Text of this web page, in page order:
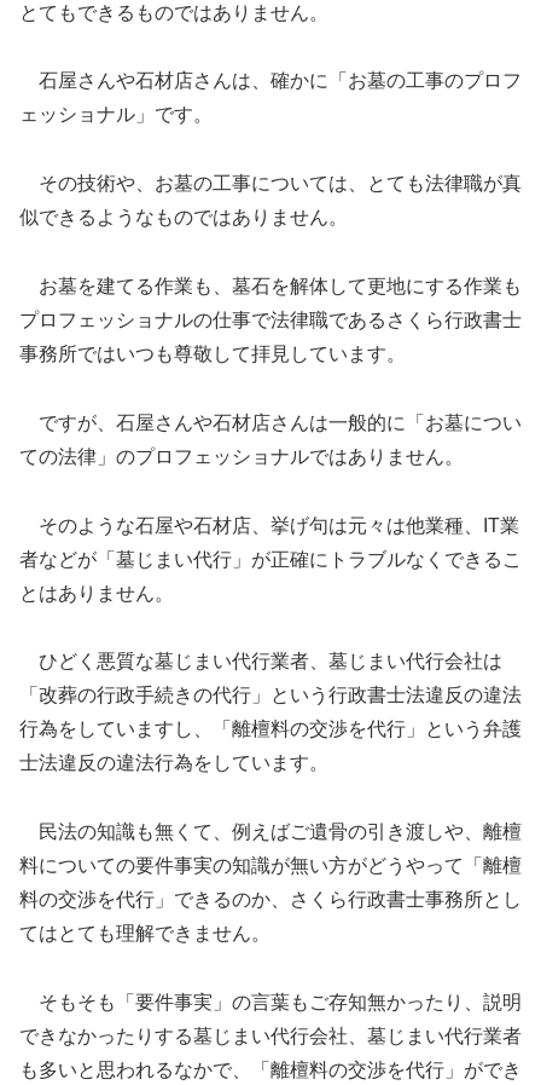
とてもできるものではありません。
石屋さんや石材店さんは、確かに「お墓の工事のプロフ
ェッショナル」です。
その技術や、お墓の工事については、とても法律職が真
似できるようなものではありません。
お墓を建てる作業も、墓石を解体して更地にする作業も
プロフェッショナルの仕事で法律職であるさくら行政書士
事務所ではいつも尊敬して拝見しています。
ですが、石屋さんや石材店さんは一般的に「お墓につい
ての法律」のプロフェッショナルではありません。
そのような石屋や石材店、挙げ句は元々は他業種、IT業
者などが「墓じまい代行」が正確にトラブルなくできるこ
とはありません。
ひどく悪質な墓じまい代行業者、墓じまい代行会社は
「改葬の行政手続きの代行」という行政書士法違反の違法
行為をしていますし、「離檀料の交渉を代行」という弁護
士法違反の違法行為をしています。
民法の知識も無くて、例えばご遺骨の引き渡しや、離檀
料についての要件事実の知識が無い方がどうやって「離檀
料の交渉を代行」できるのか、さくら行政書士事務所とし
てはとても理解できません。
そもそも「要件事実」の言葉もご存知無かったり、説明
できなかったりする墓じまい代行会社、墓じまい代行業者
も多いと思われるなかで、「離檀料の交渉を代行」ができ